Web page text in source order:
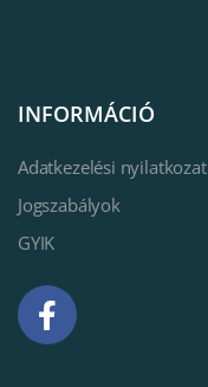
INFORMÁCIÓ
Adatkezelési nyilatkozat
Jogszabályok
GYIK